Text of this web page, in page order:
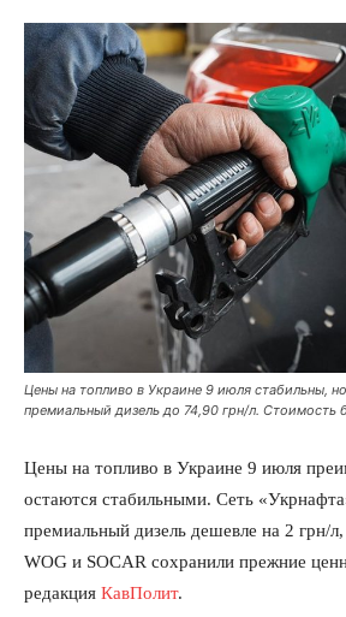
Цены на топливо в Украине 9 июля стабильны,
премиальный дизель до 74,90 грн/л. Стоимость
Цены на топливо в Украине 9 июля
остаются стабильными. Сеть
премиальный дизель дешевле на 2 грн/
WOG и SOCAR сохранили прежние
редакция КавПолит.